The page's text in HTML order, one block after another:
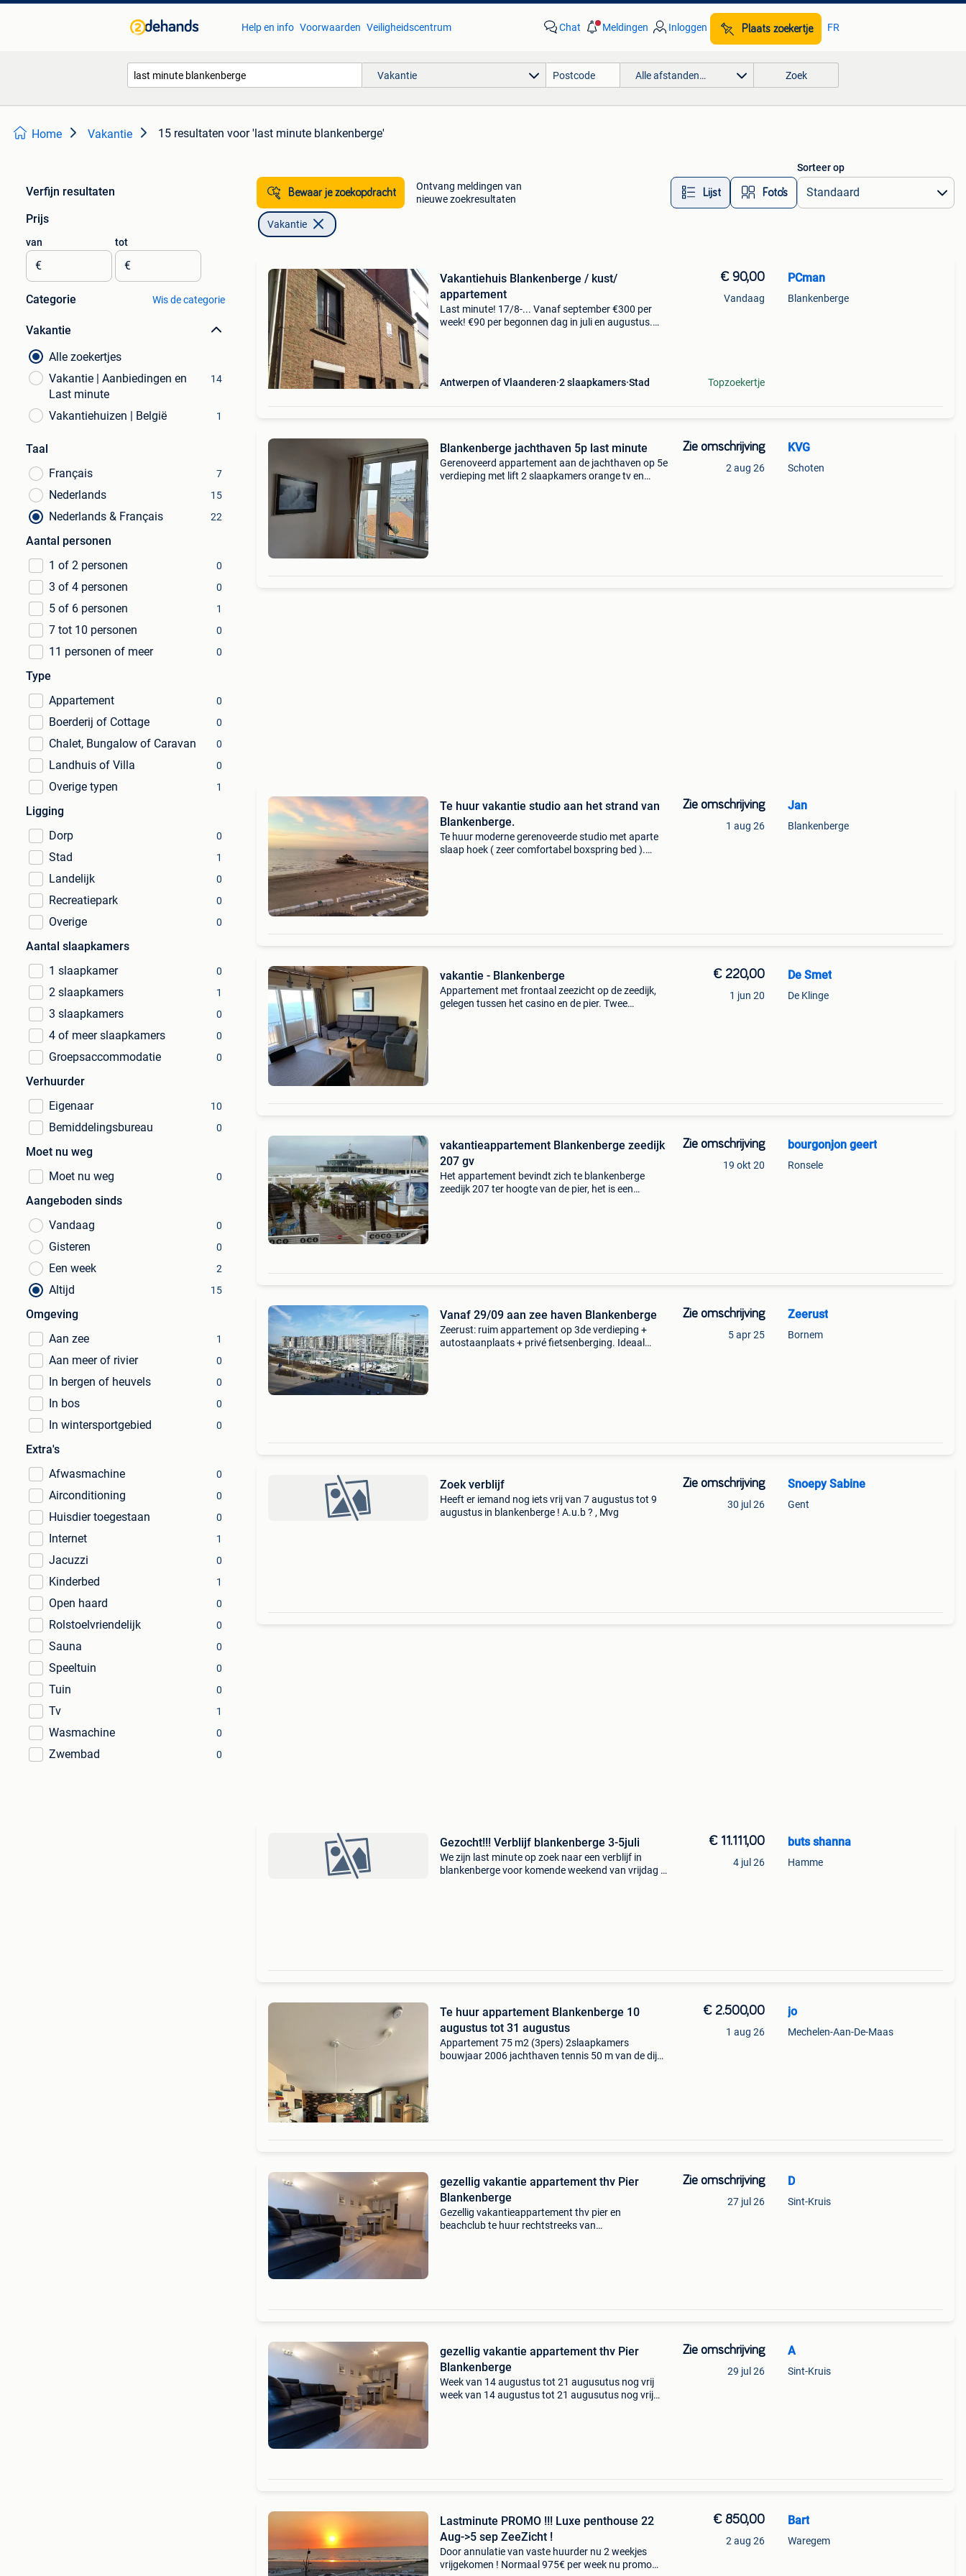
Help en info Voorwaarden Veiligheidscentrum Chat Meldingen Inloggen Plaats zoekertje FR
Vakantie Alle afstanden… Zoek
Home Vakantie 15 resultaten voor 'last minute blankenberge'
Verfijn resultaten
Prijs
van
€
tot
€
Categorie Wis de categorie
Vakantie
Alle zoekertjes
Vakantie | Aanbiedingen en
Last minute
14
Vakantiehuizen | België 1
Taal
Français
7
Nederlands 15
Nederlands & Français 22
Aantal personen
1 of 2 personen
0
3 of 4 personen 0
5 of 6 personen 1
7 tot 10 personen 0
11 personen of meer 0
Type
Appartement
0
Boerderij of Cottage 0
Chalet, Bungalow of Caravan 0
Landhuis of Villa 0
Overige typen 1
Ligging
Dorp
0
Stad 1
Landelijk 0
Recreatiepark 0
Overige 0
Aantal slaapkamers
1 slaapkamer
0
2 slaapkamers 1
3 slaapkamers 0
4 of meer slaapkamers 0
Groepsaccommodatie 0
Verhuurder
Eigenaar
10
Bemiddelingsbureau 0
Moet nu weg
Moet nu weg
0
Aangeboden sinds
Vandaag
0
Gisteren 0
Een week 2
Altijd 15
Omgeving
Aan zee
1
Aan meer of rivier 0
In bergen of heuvels 0
In bos 0
In wintersportgebied 0
Extra's
Afwasmachine
0
Airconditioning 0
Huisdier toegestaan 0
Internet 1
Jacuzzi 0
Kinderbed 1
Open haard 0
Rolstoelvriendelijk 0
Sauna 0
Speeltuin 0
Tuin 0
Tv 1
Wasmachine 0
Zwembad 0
Bewaar je zoekopdracht
Ontvang meldingen van
nieuwe zoekresultaten
Lijst Foto’s
Sorteer op
Vakantie
Vakantiehuis Blankenberge / kust/
appartement
Last minute! 17/8-... Vanaf september €300 per
week! €90 per begonnen dag in juli en augustus.
Antwerpen of Vlaanderen 2 slaapkamers Stad
€ 90,00
Vandaag
Topzoekertje
PCman
Blankenberge
Blankenberge jachthaven 5p last minute
Gerenoveerd appartement aan de jachthaven op 5e
verdieping met lift 2 slaapkamers orange tv en
Zie omschrijving
2 aug 26
KVG
Schoten
Te huur vakantie studio aan het strand van
Blankenberge.
Te huur moderne gerenoveerde studio met aparte
slaap hoek ( zeer comfortabel boxspring bed ).
Zie omschrijving
1 aug 26
Jan
Blankenberge
vakantie - Blankenberge
Appartement met frontaal zeezicht op de zeedijk,
gelegen tussen het casino en de pier. Twee
€ 220,00
1 jun 20
De Smet
De Klinge
vakantieappartement Blankenberge zeedijk
207 gv
Het appartement bevindt zich te blankenberge
zeedijk 207 ter hoogte van de pier, het is een
Zie omschrijving
19 okt 20
bourgonjon geert
Ronsele
Vanaf 29/09 aan zee haven Blankenberge
Zeerust: ruim appartement op 3de verdieping +
autostaanplaats + privé fietsenberging. Ideaal
Zie omschrijving
5 apr 25
Zeerust
Bornem
Zoek verblijf
Heeft er iemand nog iets vrij van 7 augustus tot 9
augustus in blankenberge ! A.u.b ? , Mvg
Zie omschrijving
30 jul 26
Snoepy Sabine
Gent
Gezocht!!! Verblijf blankenberge 3-5juli
We zijn last minute op zoek naar een verblijf in
blankenberge voor komende weekend van vrijdag 3
€ 11.111,00
4 jul 26
buts shanna
Hamme
Te huur appartement Blankenberge 10
augustus tot 31 augustus
Appartement 75 m2 (3pers) 2slaapkamers
bouwjaar 2006 jachthaven tennis 50 m van de dijk
€ 2.500,00
1 aug 26
jo
Mechelen-Aan-De-Maas
gezellig vakantie appartement thv Pier
Blankenberge
Gezellig vakantieappartement thv pier en
beachclub te huur rechtstreeks van
Zie omschrijving
27 jul 26
D
Sint-Kruis
gezellig vakantie appartement thv Pier
Blankenberge
Week van 14 augustus tot 21 augusutus nog vrij
week van 14 augustus tot 21 augusutus nog vrij
Zie omschrijving
29 jul 26
A
Sint-Kruis
Lastminute PROMO !!! Luxe penthouse 22
Aug->5 sep ZeeZicht !
Door annulatie van vaste huurder nu 2 weekjes
vrijgekomen ! Normaal 975€ per week nu promo
€ 850,00
2 aug 26
Bart
Waregem